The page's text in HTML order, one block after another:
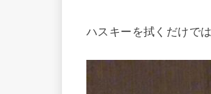
ハスキーを拭くだけで